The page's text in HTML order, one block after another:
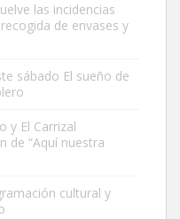
hace menos de un mes,
las incidencias
de envases y
sábado El sueño de
y El Carrizal
de “Aquí nuestra
cultural y